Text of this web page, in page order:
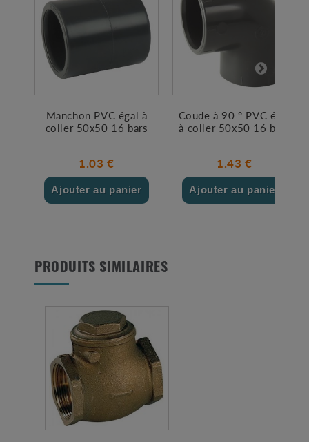
Manchon PVC égal à
coller 50x50 16 bars
1.03 €
Ajouter au panier
Coude à 90 ° PVC égal
à coller 50x50 16 bars
1.43 €
Ajouter au panier
PRODUITS SIMILAIRES